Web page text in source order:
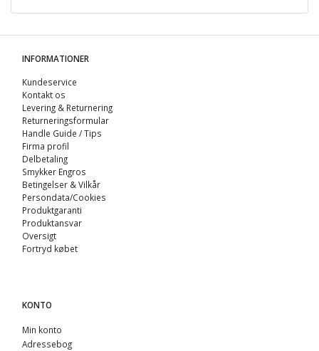
INFORMATIONER
Kundeservice
Kontakt os
Levering & Returnering
Returneringsformular
Handle Guide / Tips
Firma profil
Delbetaling
Smykker Engros
Betingelser & Vilkår
Persondata/Cookies
Produktgaranti
Produktansvar
Oversigt
Fortryd købet
KONTO
Min konto
Adressebog